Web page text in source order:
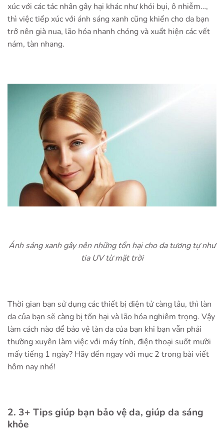
xúc với các tác nhân gây hại khác như khói bụi, ô nhiễm…,
thì việc tiếp xúc với ánh sáng xanh cũng khiến cho da bạn
trở nên già nua, lão hóa nhanh chóng và xuất hiện các vết
nám, tàn nhang.
Ánh sáng xanh gây nên những tổn hại cho da tương tự như
tia UV từ mặt trời
Thời gian bạn sử dụng các thiết bị điện tử càng lâu, thì làn
da của bạn sẽ càng bị tổn hại và lão hóa nghiêm trọng. Vậy
làm cách nào để bảo vệ làn da của bạn khi bạn vẫn phải
thường xuyên làm việc với máy tính, điện thoại suốt mười
mấy tiếng 1 ngày? Hãy đến ngay với mục 2 trong bài viết
hôm nay nhé!
2. 3+ Tips giúp bạn bảo vệ da, giúp da sáng
khỏe